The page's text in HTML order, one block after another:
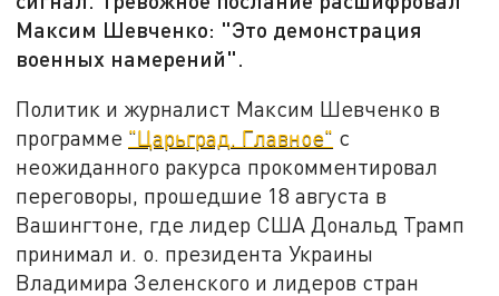
Максим Шевченко: "Это демонстрация
военных намерений".
Политик и журналист Максим Шевченко в
программе "Царьград. Главное" с
неожиданного ракурса прокомментировал
переговоры, прошедшие 18 августа в
Вашингтоне, где лидер США Дональд Трамп
принимал и. о. президента Украины
Владимира Зеленского и лидеров стран